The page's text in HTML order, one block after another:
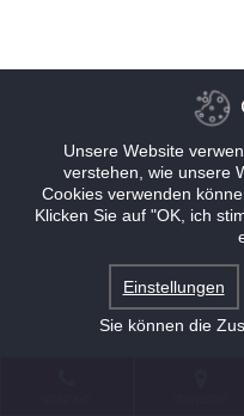
Unsere Website
verstehen, wie unsere
Cookies verwenden
Klicken Sie auf "OK, ich
Einstellungen
Sie können die